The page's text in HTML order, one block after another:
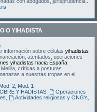
O YIHADISTA
información sobre células yihadistas
atentados, operaciones
yihadistas hacia España:
críticas a posturas
a nuestras tropas en el
Mod. 2 Mod. 1
YIHADISTAS,
Operaciones
Actividades religiosas y ONG's